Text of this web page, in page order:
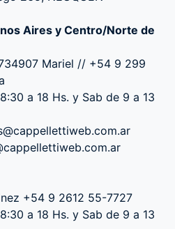
Aires y Centro/Norte de
Mariel // +54 9 299
a 18 Hs. y Sab de 9 a 13
+54 9 2612 55-7727
a 18 Hs. y Sab de 9 a 13